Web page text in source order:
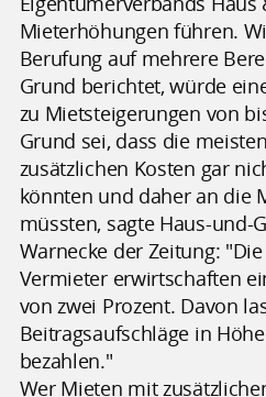
Mieterhöhungen führen.
Berufung auf mehrere
Grund berichtet, würde
zu Mietsteigerungen von
Grund sei, dass die
zusätzlichen Kosten gar
könnten und daher an die
müssten, sagte Haus-und-
Warnecke der Zeitung:
Vermieter erwirtschaften
von zwei Prozent. Davon
Beitragsaufschläge in
bezahlen."
Wer Mieten mit